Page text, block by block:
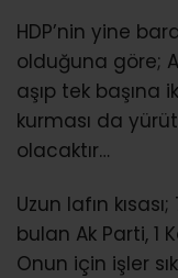
HDP’nin yine
olduğuna göre;
aşıp tek başına
kurması da
olacaktır…
Uzun lafın
bulan Ak Parti, 1
Onun için işler